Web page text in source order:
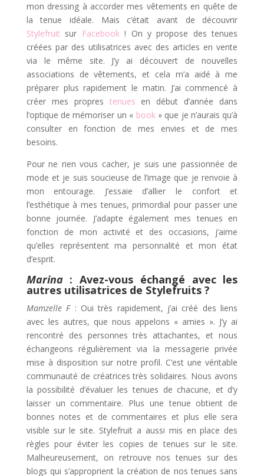
mon dressing à accorder mes vêtements en quête de
la tenue idéale. Mais c’était avant de découvrir
Stylefruit sur Facebook ! On y propose des tenues
créées par des utilisatrices avec des articles en vente
via le même site. J’y ai découvert de nouvelles
associations de vêtements, et cela m’a aidé à me
préparer plus rapidement le matin. J’ai commencé à
créer mes propres tenues en début d’année dans
l’optique de mémoriser un « book » que je n’aurais qu’à
consulter en fonction de mes envies et de mes
besoins.
Pour ne rien vous cacher, je suis une passionnée de
mode et je suis soucieuse de l’image que je renvoie à
mon entourage. J’essaie d’allier le confort et
l’esthétique à mes tenues, primordial pour passer une
bonne journée. J’adapte également mes tenues en
fonction de mon activité et des occasions, j’aime
qu’elles représentent ma personnalité et mon état
d’esprit.
Marina: Avez-vous échangé avec les
autres utilisatrices de Stylefruits ?
Mamzelle F: Oui très rapidement, j’ai créé des liens
avec les autres, que nous appelons « amies ». J’y ai
rencontré des personnes très attachantes, et nous
échangeons régulièrement via la messagerie privée
mise à disposition sur notre profil. C’est une véritable
communauté de créatrices très solidaires. Nous avons
la possibilité d’évaluer les tenues de chacune, et d’y
laisser un commentaire. Plus une tenue obtient de
bonnes notes et de commentaires et plus elle sera
visible sur le site. Stylefruit a aussi mis en place des
règles pour éviter les copies de tenues sur le site.
Malheureusement, on retrouve nos tenues sur des
blogs qui s’approprient la création de nos tenues sans